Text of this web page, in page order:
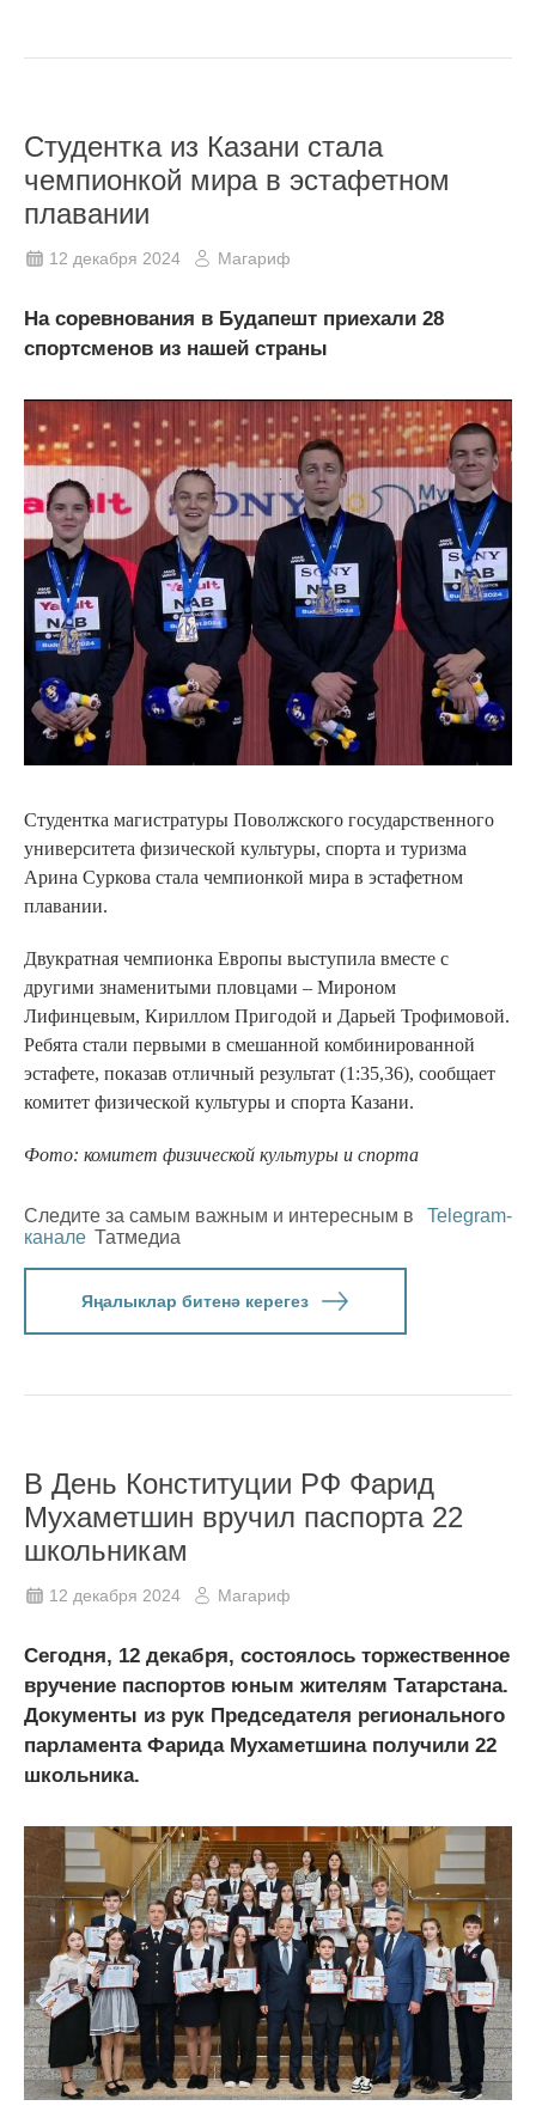
Студентка из Казани стала
чемпионкой мира в эстафетном
плавании
12 декабря 2024 Магариф
На соревнования в Будапешт приехали 28
спортсменов из нашей страны
Студентка магистратуры Поволжского государственного
университета физической культуры, спорта и туризма
Арина Суркова стала чемпионкой мира в эстафетном
плавании.
Двукратная чемпионка Европы выступила вместе с
другими знаменитыми пловцами – Мироном
Лифинцевым, Кириллом Пригодой и Дарьей Трофимовой.
Ребята стали первыми в смешанной комбинированной
эстафете, показав отличный результат (1:35,36), сообщает
комитет физической культуры и спорта Казани.
Фото: комитет физической культуры и спорта
Следите за самым важным и интересным в
Telegram-
канале Татмедиа
Яңалыклар битенә керегез
В День Конституции РФ Фарид
Мухаметшин вручил паспорта 22
школьникам
12 декабря 2024 Магариф
Сегодня, 12 декабря, состоялось торжественное
вручение паспортов юным жителям Татарстана.
Документы из рук Председателя регионального
парламента Фарида Мухаметшина получили 22
школьника.